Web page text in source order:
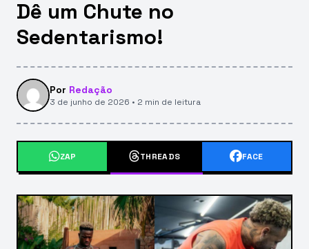
Dê um Chute no
Sedentarismo!
Por Redação
3 de junho de 2026 • 2 min de leitura
ZAP THREADS FACE